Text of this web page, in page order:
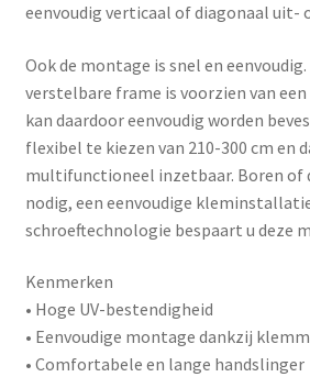
eenvoudig verticaal of diagonaal uit-
Ook de montage is snel en
verstelbare frame is voorzien van
kan daardoor eenvoudig worden
flexibel te kiezen van 210-300 cm en
multifunctioneel inzetbaar. Boren of
nodig, een eenvoudige
schroeftechnologie bespaart u deze
Kenmerken
• Hoge UV-bestendigheid
• Eenvoudige montage dankzij
• Comfortabele en lange handslinger